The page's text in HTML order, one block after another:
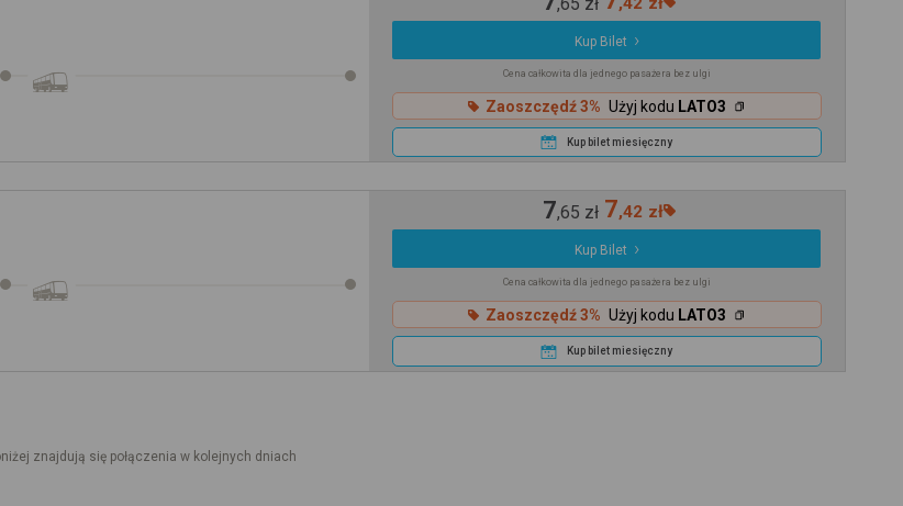
Kup Bilet
Cena całkowita dla jednego pasażera bez ulgi
Zaoszczędź 3% Użyj kodu LATO3
Kup bilet miesięczny
7,65 zł 7,42 zł
Kup Bilet
Cena całkowita dla jednego pasażera bez ulgi
Zaoszczędź 3% Użyj kodu LATO3
Kup bilet miesięczny
znajdują się połączenia w kolejnych dniach